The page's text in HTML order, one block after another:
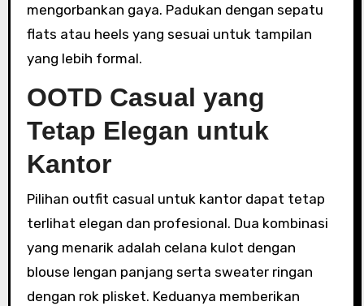
mengorbankan gaya. Padukan dengan sepatu
flats atau heels yang sesuai untuk tampilan
yang lebih formal.
OOTD Casual yang
Tetap Elegan untuk
Kantor
Pilihan outfit casual untuk kantor dapat tetap
terlihat elegan dan profesional. Dua kombinasi
yang menarik adalah celana kulot dengan
blouse lengan panjang serta sweater ringan
dengan rok plisket. Keduanya memberikan